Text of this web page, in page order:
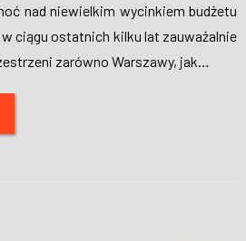
nad niewielkim wycinkiem budżetu
ciągu ostatnich kilku lat zauważalnie
zarówno Warszawy, jak